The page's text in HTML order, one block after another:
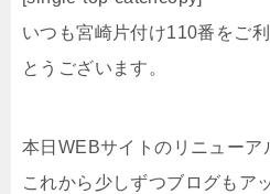
いつも宮崎片付け110番をご
とうございます。
本日WEBサイトのリニューア
これから少しずつブログもア